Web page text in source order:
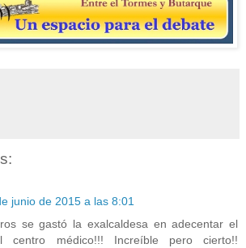
junio de 2015 a las 8:01
se gastó la exalcaldesa en adecentar el
centro médico!!! Increíble pero cierto!!